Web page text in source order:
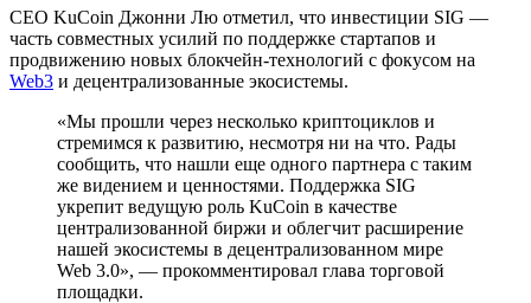
CEO KuCoin Джонни Лю отметил, что инвестиции SIG —
часть совместных усилий по поддержке стартапов и
продвижению новых блокчейн-технологий с фокусом на
Web3 и децентрализованные экосистемы.
«Мы прошли через несколько криптоциклов и
стремимся к развитию, несмотря ни на что. Рады
сообщить, что нашли еще одного партнера с таким
же видением и ценностями. Поддержка SIG
укрепит ведущую роль KuCoin в качестве
централизованной биржи и облегчит расширение
нашей экосистемы в децентрализованном мире
Web 3.0», — прокомментировал глава торговой
площадки.